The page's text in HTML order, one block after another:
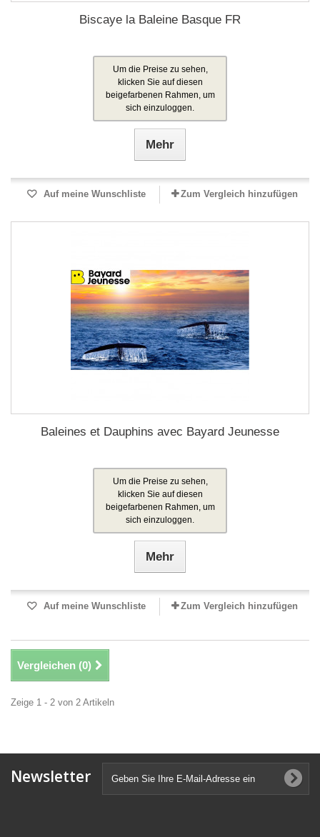
Biscaye la Baleine Basque FR
Um die Preise zu sehen,
klicken Sie auf diesen
beigefarbenen Rahmen, um
sich einzuloggen.
Mehr
Auf meine Wunschliste Zum Vergleich hinzufügen
Baleines et Dauphins avec Bayard Jeunesse
Um die Preise zu sehen,
klicken Sie auf diesen
beigefarbenen Rahmen, um
sich einzuloggen.
Mehr
Auf meine Wunschliste Zum Vergleich hinzufügen
Vergleichen (0)
Zeige 1 - 2 von 2 Artikeln
Newsletter